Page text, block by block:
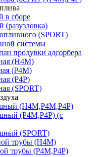
в сборе
(разузловка)
(SPORT)
системы
продувки адсорбера
(Н4М)
(P4M)
(P4P)
(SPORT)
(Н4М,P4M,P4P)
(P4M,P4P) (с
(SPORT)
трубы (Н4М)
трубы (P4M,P4P)